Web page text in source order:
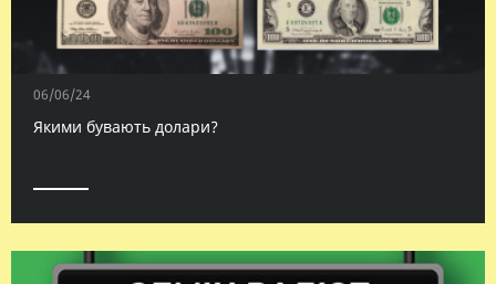
06/06/24
Якими бувають долари?